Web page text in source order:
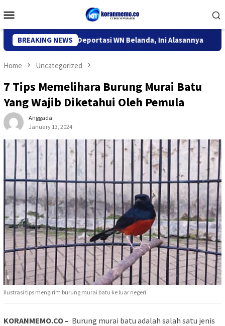
to
Menu
BREAKING NEWS
Kediri Deportasi WN Belanda, Ini Alasannya 9
Home Uncategorized
7 Tips Memelihara Burung Murai Batu
Yang Wajib Diketahui Oleh Pemula
Anggada
January 13, 2024
Ilustrasi tips mengirim burung murai batu ke luar negeri
KORANMEMO.CO – Burung murai batu adalah salah satu jenis